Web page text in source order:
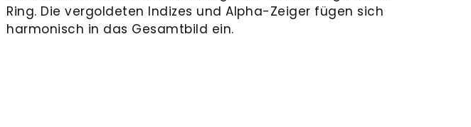
Ring. Die vergoldeten Indizes und Alpha-Zeiger fügen sich
harmonisch in das Gesamtbild ein.